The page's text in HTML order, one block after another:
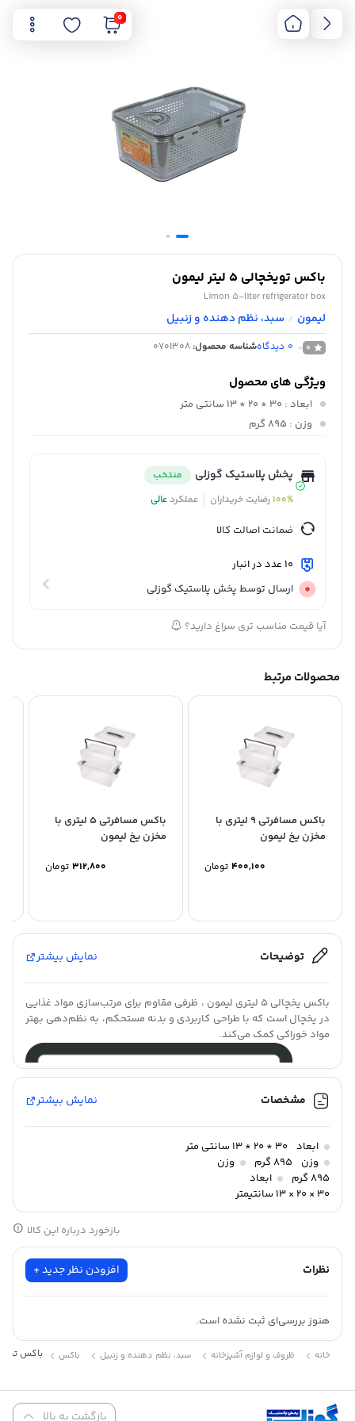
0
باکس تویخچالی 5 لیتر لیمون
Limon 5-liter refrigerator box
لیمون / سبد، نظم دهنده و زنبیل
0
0 دیدگاهشناسه محصول: 0701308
ویژگی های محصول
ابعاد : 30 * 20 * 13 سانتی متر
وزن : 895 گرم
پخش پلاستیک گوزلی
منتخب
100%رضایت خریداران عملکردعالی
ضمانت اصالت کالا
10 عدد در انبار
ارسال توسط پخش پلاستیک گوزلی
آیا قیمت مناسب تری سراغ دارید؟
محصولات مرتبط
باکس مسافرتی 9 لیتری با
مخزن یخ لیمون
تومان
باکس مسافرتی 5 لیتری با
مخزن یخ لیمون
تومان
توضیحات نمایش بیشتر
باکس یخچالی ۵ لیتری لیمون ، ظرفی مقاوم برای مرتب‌سازی مواد غذایی
در یخچال است که با طراحی کاربردی و بدنه مستحکم، به نظم‌دهی بهتر
مواد خوراکی کمک می‌کند.
باکس یخچالی 5 لیتری لیمون ،محصولاتلیمون، ترکیبی از طراحی مدرن،
و پذیرایی به شما ارائه می‌دهند.
مشخصات نمایش بیشتر
ابعاد
30 * 20 * 13 سانتی متر
وزن
895 گرم
وزن
895 گرم
ابعاد
30 × 20 × 13 سانتیمتر
بازخورد درباره این کالا
نظرات افزودن نظر جدید +
هنوز بررسی‌ای ثبت نشده است.
خانه ظروف و لوازم آشپزخانه سبد، نظم دهنده و زنبیل باکس باکس تویخچالی 5
بازگشت به بالا